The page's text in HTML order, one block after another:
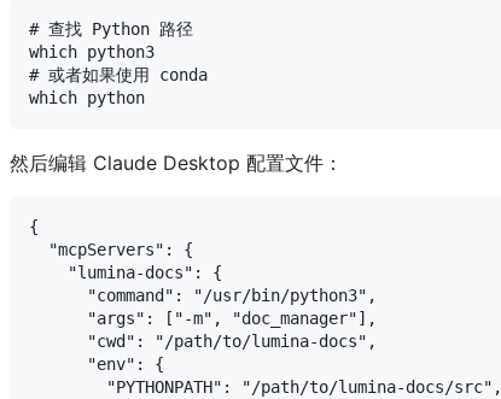
# 查找 Python 路径
which python3
# 或者如果使用 conda
然后编辑 Claude Desktop 配置文件：
{
  "mcpServers": {
    "lumina-docs": {
      "command": "/usr/bin/python3",
      "args": ["-m", "doc_manager"],
      "cwd": "/path/to/lumina-docs",
      "env": {
        "PYTHONPATH": "/path/to/lumina-docs/src",